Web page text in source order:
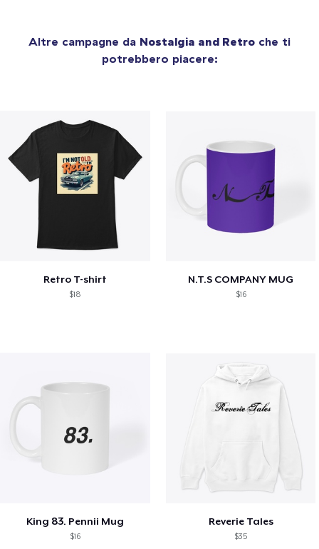
Altre campagne da Nostalgia and Retro che ti
potrebbero piacere:
Retro T-shirt
$18
N.T.S COMPANY MUG
$16
King 83. Pennii Mug
$16
Reverie Tales
$35